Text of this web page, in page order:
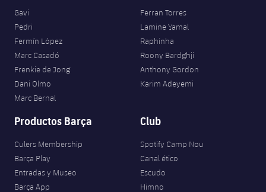
Gavi
Pedri
Fermín López
Marc Casadó
Frenkie de Jong
Dani Olmo
Marc Bernal
Ferran Torres
Lamine Yamal
Raphinha
Roony Bardghji
Anthony Gordon
Karim Adeyemi
Productos Barça
Culers Membership
Barça Play
Entradas y Museo
Barça App
Club
Spotify Camp Nou
Canal ético
Escudo
Himno